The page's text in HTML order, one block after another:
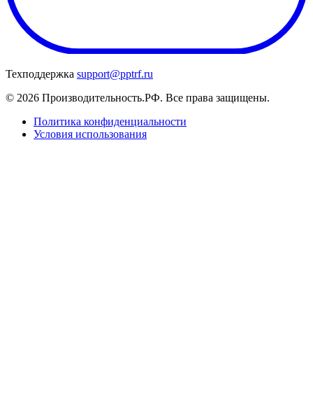
Техподдержка support@pptrf.ru
© 2026 Производительность.РФ. Все права защищены.
Политика конфиденциальности
Условия использования